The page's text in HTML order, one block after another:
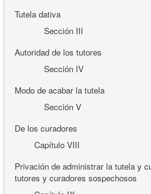
Tutela dativa
Sección III
Autoridad de los tutores
Sección IV
Modo de acabar la tutela
Sección V
De los curadores
Capítulo VIII
Privación de administrar la tutela y
tutores y curadores sospechosos